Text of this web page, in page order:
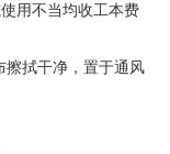
用不当均收工本费
拭干净，置于通风